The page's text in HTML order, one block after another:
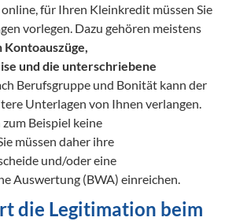
für Ihren Kleinkredit müssen Sie
und die unterschriebene
Berufsgruppe und Bonität kann der
Unterlagen von Ihnen verlangen.
Beispiel keine
müssen daher ihre
und/oder eine
Auswertung (BWA) einreichen.
die Legitimation beim